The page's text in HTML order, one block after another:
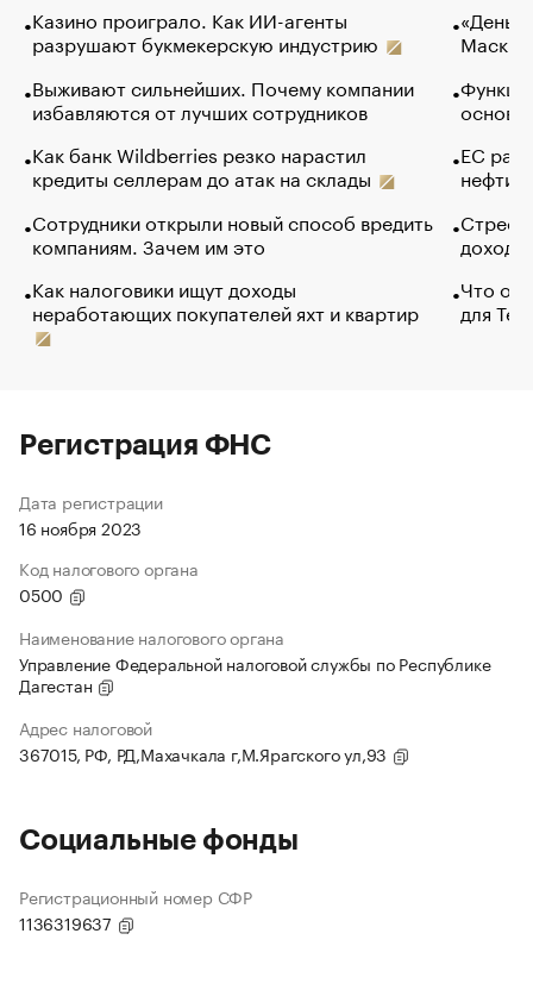
Казино проиграло. Как ИИ-агенты
разрушают букмекерскую индустрию
Выживают сильнейших. Почему компании
избавляются от лучших сотрудников
Как банк Wildberries резко нарастил
кредиты селлерам до атак на склады
Сотрудники открыли новый способ вредить
компаниям. Зачем им это
Как налоговики ищут доходы
неработающих покупателей яхт и квартир
Маск в
основ
ЕС
нефти
Что
для
Регистрация ФНС
Дата регистрации
16 ноября 2023
Код налогового органа
0500
Наименование налогового органа
Управление Федеральной налоговой службы по Республике
Дагестан
Адрес налоговой
367015, РФ, РД,Махачкала г,М.Ярагского ул,93
Социальные фонды
Регистрационный номер СФР
1136319637